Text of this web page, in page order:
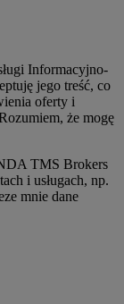
Informacyjno-
jego treść, co
oferty i
że mogę
TMS Brokers
i usługach, np.
mnie dane